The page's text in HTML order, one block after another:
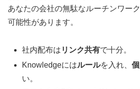
あなたの会社の無駄なルーチンワー
可能性があります。
社内配布は リンク共有で十分。
Knowledgeにはルールを入れ、
い。